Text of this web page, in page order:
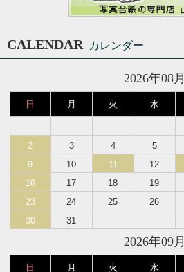
CALENDAR カレンダー
2026年08月
日 月 火 水
2
3 4 5
9
10 11 12
16
17 18 19
23
24 25 26
30
31
2026年09月
日 月 火 水